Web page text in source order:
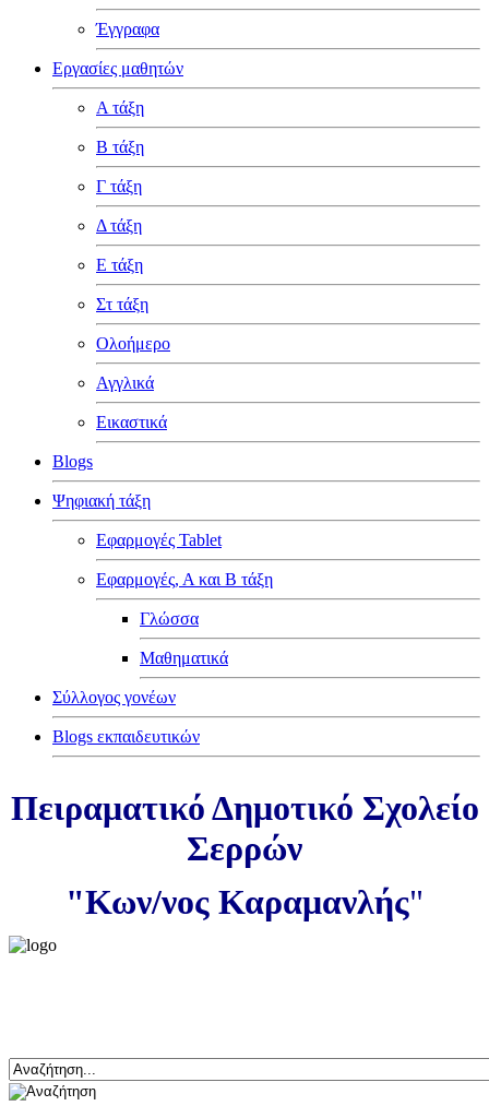
Έγγραφα
Εργασίες μαθητών
Α τάξη
Β τάξη
Γ τάξη
Δ τάξη
Ε τάξη
Στ τάξη
Ολοήμερο
Αγγλικά
Εικαστικά
Blogs
Ψηφιακή τάξη
Εφαρμογές Tablet
Εφαρμογές, Α και Β τάξη
Γλώσσα
Μαθηματικά
Σύλλογος γονέων
Blogs εκπαιδευτικών
Πειραματικό Δημοτικό Σχολείο
Σερρών
"Κων/νος Καραμανλής"